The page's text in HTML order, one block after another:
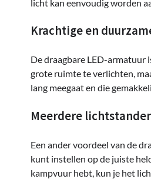
licht kan eenvoudig worden
Krachtige en
De draagbare LED-armatuur
grote ruimte te verlichten,
lang meegaat en die
Meerdere
Een ander voordeel van de
kunt instellen op de juiste
kampvuur hebt, kun je het